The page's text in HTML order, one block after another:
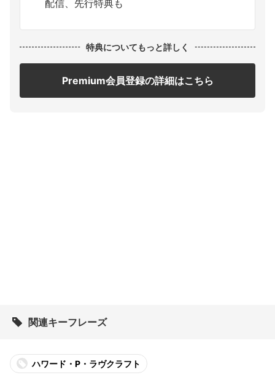
配信、先行特典も
特典についてもっと詳しく
Premium会員登録の詳細はこちら
関連キーフレーズ
ハワード・P・ラヴクラフト